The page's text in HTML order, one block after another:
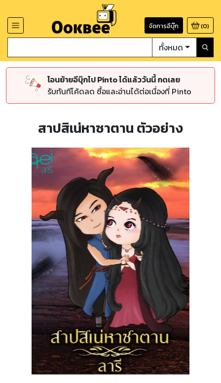
จัดการอีบุ๊ก (0)
ทั้งหมด
โอนย้ายอีบุ๊กไป Pinto ได้แล้ววันนี้ กดเลย
รับทันทีโค้ดลด ซื้อและอ่านได้ต่อเนื่องที่ Pinto
สาปสิเน่หาซาตาน ตัวอย่าง